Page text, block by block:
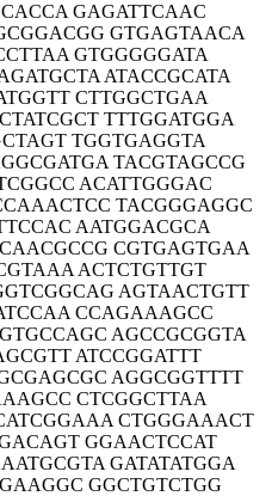
GAGATTCAAC
GTGAGTAACA
GTGGGGGATA
ATACCGCATA
CTTGGCTGAA
TTTGGATGGA
TGGTGAGGTA
TACGTAGCCG
ACATTGGGAC
TACGGGAGGC
AATGGACGCA
CGTGAGTGAA
ACTCTGTTGT
AGTAACTGTT
CCAGAAAGCC
AGCCGCGGTA
ATCCGGATTT
AGGCGGTTTT
CTCGGCTTAA
CTGGGAAACT
GGAACTCCAT
GATATATGGA
GGCTGTCTGG